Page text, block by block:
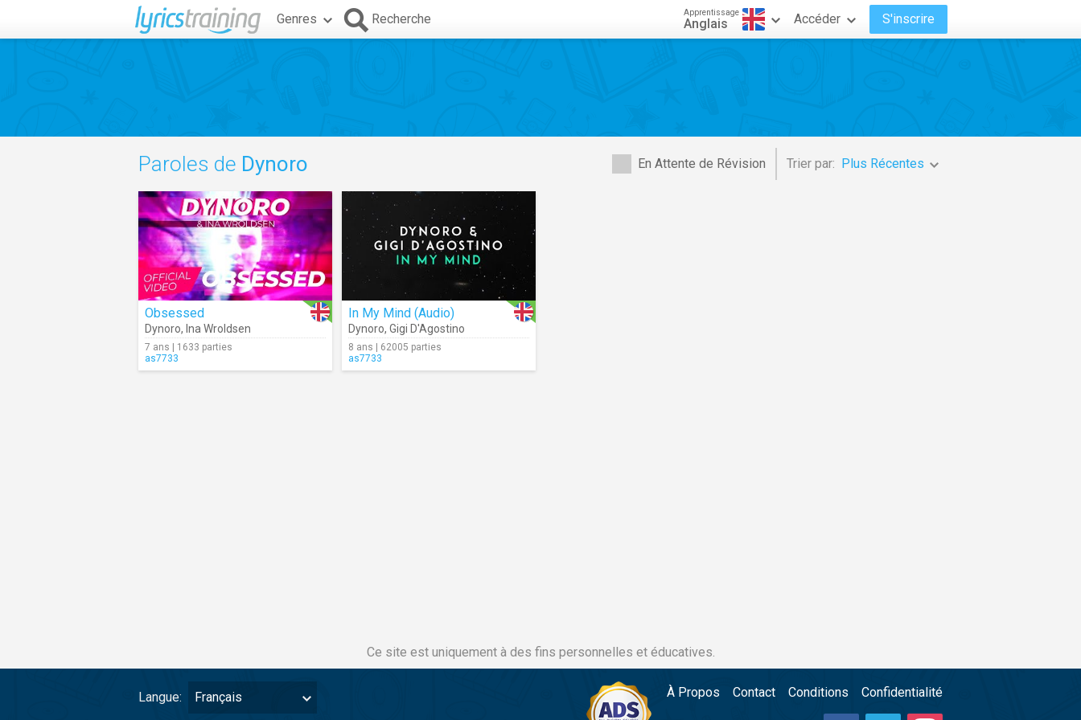
Genres Recherche Apprentissage
Anglais Accéder S'inscrire
En Attente de Révision Trier par: Plus Récentes
Paroles de Dynoro
Obsessed
Dynoro, Ina Wroldsen
7 ans | 1633 parties
as7733
In My Mind (Audio)
Dynoro, Gigi D'Agostino
8 ans | 62005 parties
as7733
Ce site est uniquement à des fins personnelles et éducatives.
Langue: Français À Propos Contact Conditions Confidentialité